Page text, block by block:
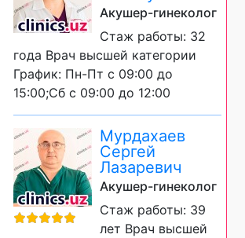
Акушер-гинеколог
Стаж работы: 32
года Врач высшей категории
График: Пн-Пт с 09:00 до
15:00;Сб с 09:00 до 12:00
Мурдахаев
Сергей
Лазаревич
Акушер-гинеколог
Стаж работы: 39
лет Врач высшей